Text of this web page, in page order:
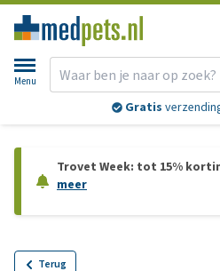
Menu
Gratis
Trovet Week: tot 15%
meer
Terug